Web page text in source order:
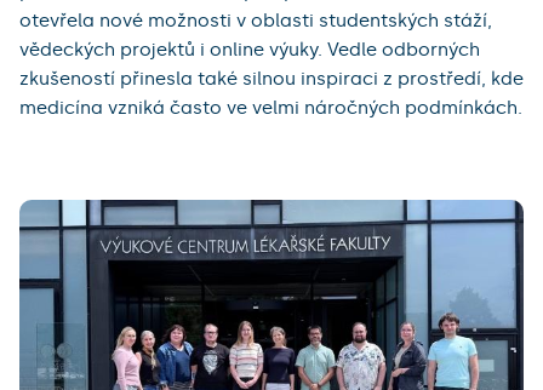
otevřela nové možnosti v oblasti studentských stáží,
vědeckých projektů i online výuky. Vedle odborných
zkušeností přinesla také silnou inspiraci z prostředí, kde
medicína vzniká často ve velmi náročných podmínkách.